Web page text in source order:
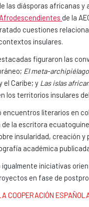
las diásporas africanas
de la
cuestiones
insulares.
figuraron las
El meta-
el Caribe; y Las islas
los territorios insulares
encuentros literarios en
la escritora
insularidad, creación
académica
igualmente iniciativas
en fase de
COOPERACIÓN